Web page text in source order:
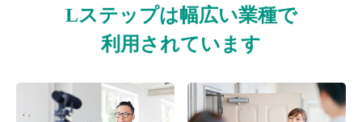
Lステップは幅広い業種で
利用されています